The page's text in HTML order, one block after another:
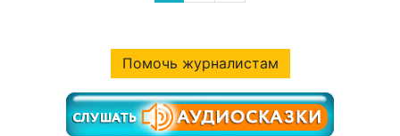
Помочь журналистам